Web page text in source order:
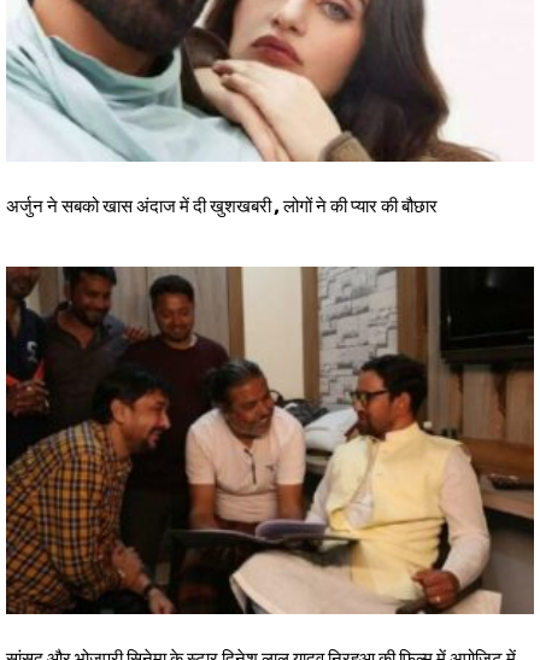
अर्जुन ने सबको खास अंदाज में दी खुशखबरी , लोगों ने की प्यार की बौछार